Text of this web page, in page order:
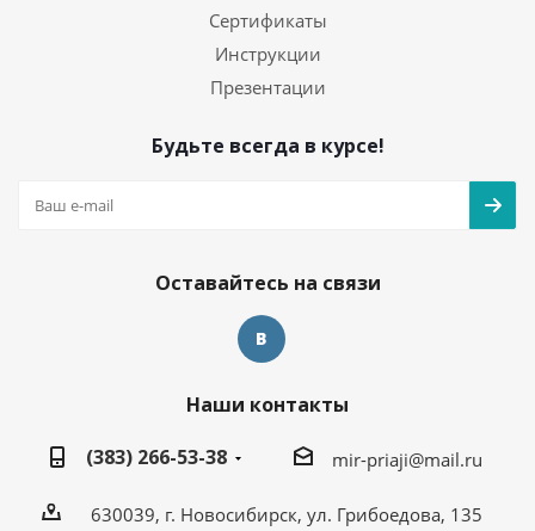
Сертификаты
Инструкции
Презентации
Будьте всегда в курсе!
Оставайтесь на связи
Наши контакты
(383) 266-53-38
mir-priaji@mail.ru
630039, г. Новосибирск, ул. Грибоедова, 135